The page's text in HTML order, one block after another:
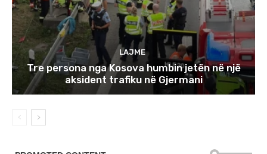
LAJME
Tre persona nga Kosova humbin jetën në një
aksident trafiku në Gjermani